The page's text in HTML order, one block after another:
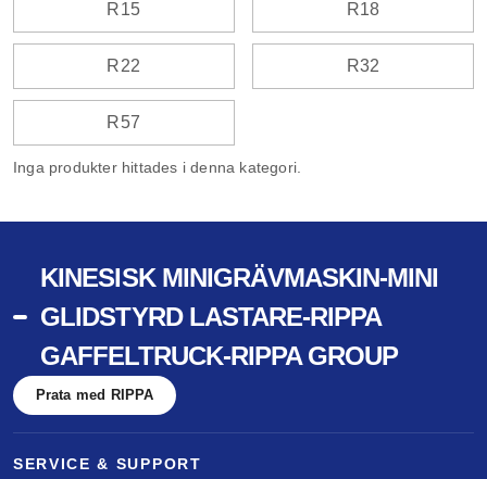
R15 R18
R22 R32
R57
Inga produkter hittades i denna kategori.
KINESISK MINIGRÄVMASKIN-MINI
GLIDSTYRD LASTARE-RIPPA
GAFFELTRUCK-RIPPA GROUP
Prata med RIPPA
SERVICE & SUPPORT